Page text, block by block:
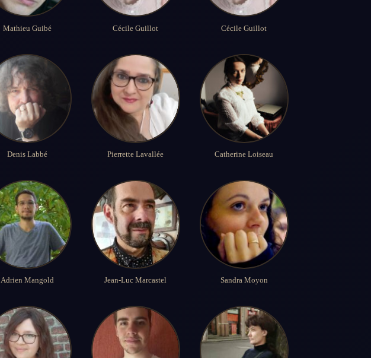
Mathieu Guibé Cécile Guillot Cécile Guillot
Denis Labbé Pierrette Lavallée Catherine Loiseau
Adrien Mangold Jean-Luc Marcastel Sandra Moyon